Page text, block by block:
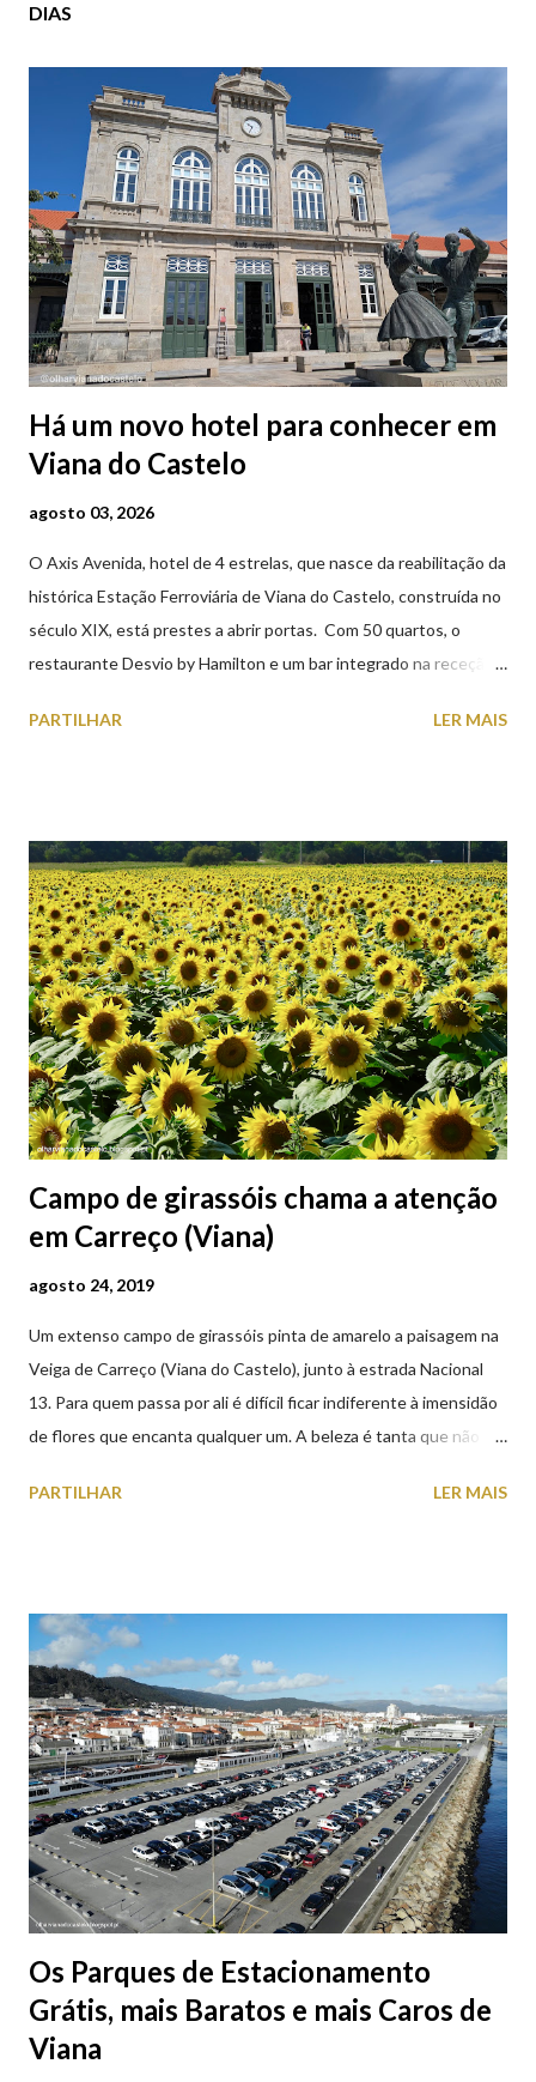
DIAS
Há um novo hotel para conhecer em
Viana do Castelo
agosto 03, 2026
O Axis Avenida, hotel de 4 estrelas, que nasce da reabilitação da
histórica Estação Ferroviária de Viana do Castelo, construída no
século XIX, está prestes a abrir portas. Com 50 quartos, o
restaurante Desvio by Hamilton e um bar integrado na receção,
peças históricas cedidas pela IP Património que homenageiam a
PARTILHAR LER MAIS
Campo de girassóis chama a atenção
em Carreço (Viana)
agosto 24, 2019
Um extenso campo de girassóis pinta de amarelo a paisagem na
Veiga de Carreço (Viana do Castelo), junto à estrada Nacional
13. Para quem passa por ali é difícil ficar indiferente à imensidão
de flores que encanta qualquer um. A beleza é tanta que não
aproveite a paisagem como cenário para tirar algumas
PARTILHAR LER MAIS
Os Parques de Estacionamento
Grátis, mais Baratos e mais Caros de
Viana